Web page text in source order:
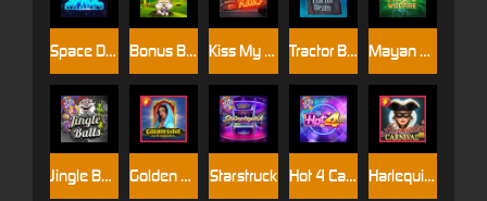
Kiss My Chainsaw Tractor Beam
Space Donkey
Starstruck
Golden Genie And The Walking Wilds
Mayan Magic Wildfire
Bonus Bunnies
Hot 4 Cash
Jingle Balls Harlequin Carnival